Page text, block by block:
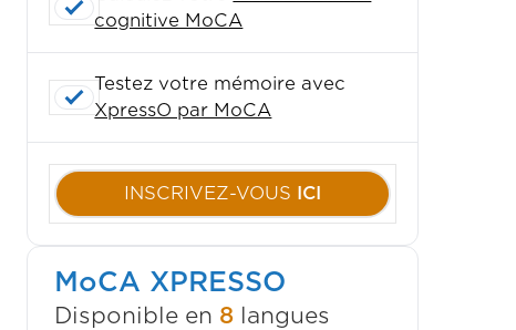
cognitive MoCA
Testez votre mémoire avec
XpressO par MoCA
INSCRIVEZ-VOUS ICI
MoCA XPRESSO
Disponible en 8 langues